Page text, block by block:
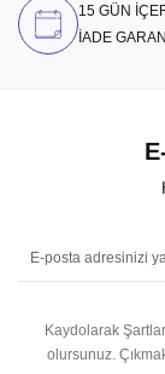
15 GÜN
İADE
Kaydolarak
olursunuz.